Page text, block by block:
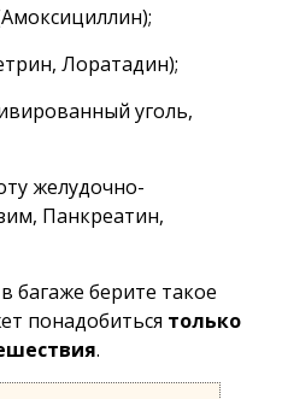
Лоратадин);
уголь,
желудочно-
Панкреатин,
багаже берите такое
понадобиться только
.